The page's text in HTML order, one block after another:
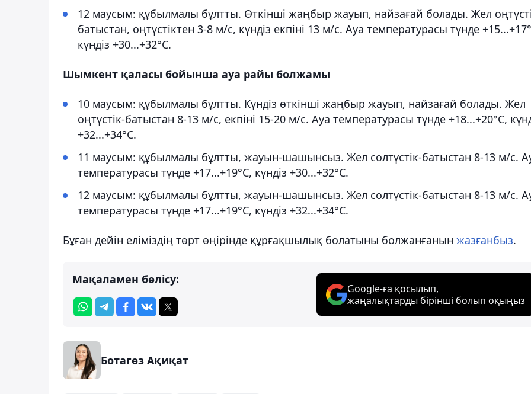
12 маусым: құбылмалы бұлтты. Өткінші жаңбыр жауып, найзағай болады. Жел
батыстан, оңтүстіктен 3-8 м/с, күндіз екпіні 13 м/с. Ауа температурасы түнде
күндіз +30...+32°С.
Шымкент қаласы бойынша ауа райы болжамы
10 маусым: құбылмалы бұлтты. Күндіз өткінші жаңбыр жауып, найзағай болады. Жел
оңтүстік-батыстан 8-13 м/с, екпіні 15-20 м/с. Ауа температурасы түнде +18...+20°С,
+32...+34°С.
11 маусым: құбылмалы бұлтты, жауын-шашынсыз. Жел солтүстік-батыстан 8-13 м/с.
температурасы түнде +17...+19°С, күндіз +30...+32°С.
12 маусым: құбылмалы бұлтты, жауын-шашынсыз. Жел солтүстік-батыстан 8-13 м/с.
температурасы түнде +17...+19°С, күндіз +32...+34°С.
Бұған дейін еліміздің төрт өңірінде құрғақшылық болатыны болжанғанын жазғанбыз.
Мақаламен бөлісу:
Google-ға қосылып,
жаңалықтарды бірінші болып оқыңыз
Ботагөз Ақиқат